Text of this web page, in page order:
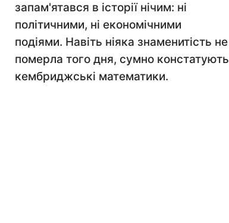
запам'ятався в історії нічим: ні
політичними, ні економічними
подіями. Навіть ніяка знаменитість не
померла того дня, сумно констатують
кембриджські математики.